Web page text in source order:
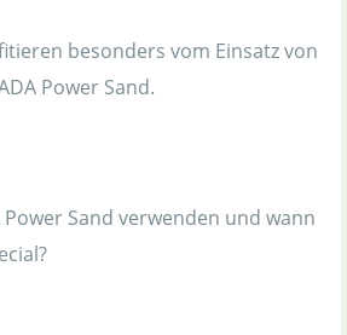
besonders vom Einsatz von
Power Sand.
Sand verwenden und wann